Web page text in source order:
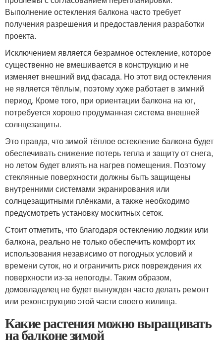
Выполнение остекления балкона часто требует
получения разрешения и предоставления разработки
проекта.
Исключением является безрамное остекление, которое
существенно не вмешивается в конструкцию и не
изменяет внешний вид фасада. Но этот вид остекления
не является тёплым, поэтому хуже работает в зимний
период. Кроме того, при ориентации балкона на юг,
потребуется хорошо продуманная система внешней
солнцезащиты.
Это правда, что зимой тёплое остекление балкона будет
обеспечивать снижение потерь тепла и защиту от снега,
но летом будет влиять на нагрев помещения. Поэтому
стеклянные поверхности должны быть защищены
внутренними системами экранирования или
солнцезащитными плёнками, а также необходимо
предусмотреть установку москитных сеток.
Стоит отметить, что благодаря остеклению лоджии или
балкона, реально не только обеспечить комфорт их
использования независимо от погодных условий и
времени суток, но и ограничить риск повреждения их
поверхности из-за непогоды. Таким образом,
домовладелец не будет вынужден часто делать ремонт
или реконструкцию этой части своего жилища.
Какие растения можно выращивать
на балконе зимой